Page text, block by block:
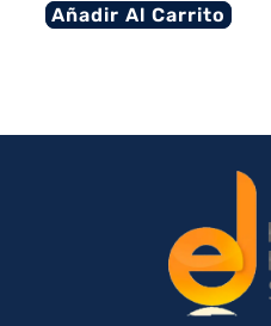
Añadir Al Carrito